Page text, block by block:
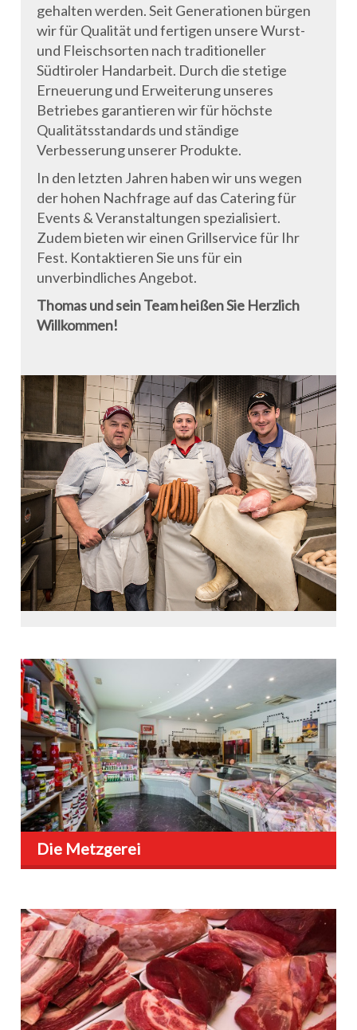
gehalten werden. Seit Generationen bürgen
wir für Qualität und fertigen unsere Wurst-
und Fleischsorten nach traditioneller
Südtiroler Handarbeit. Durch die stetige
Erneuerung und Erweiterung unseres
Betriebes garantieren wir für höchste
Qualitätsstandards und ständige
Verbesserung unserer Produkte.
In den letzten Jahren haben wir uns wegen
der hohen Nachfrage auf das Catering für
Events & Veranstaltungen spezialisiert.
Zudem bieten wir einen Grillservice für Ihr
Fest. Kontaktieren Sie uns für ein
unverbindliches Angebot.
Thomas und sein Team heißen Sie Herzlich
Willkommen!
Die Metzgerei